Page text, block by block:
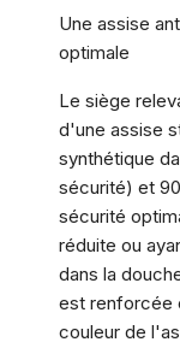
Une assise
optimale
Le siège
d'une assise
synthétique
sécurité) et
sécurité
réduite ou
dans la
est renforcée
couleur de